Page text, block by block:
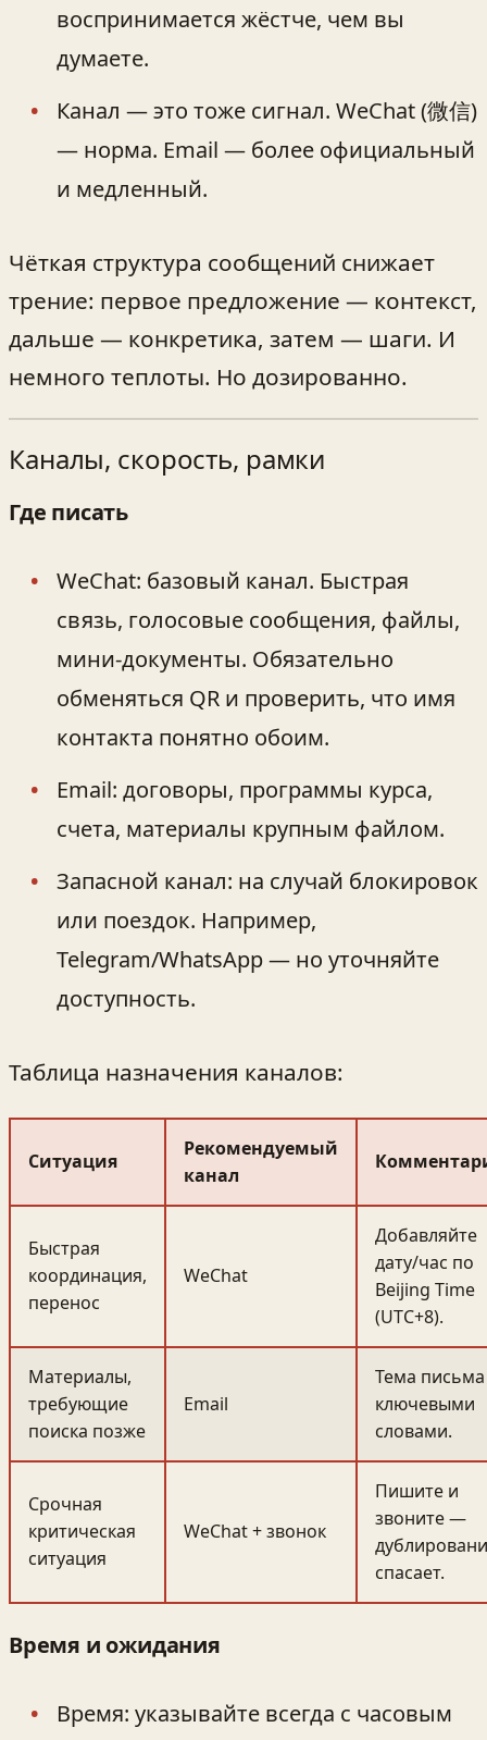
воспринимается жёстче, чем вы
думаете.
Канал — это тоже сигнал. WeChat (微信)
— норма. Email — более официальный
и медленный.
Чёткая структура сообщений снижает
трение: первое предложение — контекст,
дальше — конкретика, затем — шаги. И
немного теплоты. Но дозированно.
Каналы, скорость, рамки
Где писать
WeChat: базовый канал. Быстрая
связь, голосовые сообщения, файлы,
мини-документы. Обязательно
обменяться QR и проверить, что имя
контакта понятно обоим.
Email: договоры, программы курса,
счета, материалы крупным файлом.
Запасной канал: на случай блокировок
или поездок. Например,
Telegram/WhatsApp — но уточняйте
доступность.
Таблица назначения каналов:
Ситуация
Рекомендуемый
канал
Быстрая
координация,
перенос
WeChat
Добавляйте
дату/час по
Beijing Time
(UTC+8).
Материалы,
требующие
поиска позже
Email
Тема письма
ключевыми
словами.
Срочная
критическая
ситуация
WeChat + звонок
Пишите и
звоните —
спасает.
Время и ожидания
Время: указывайте всегда с часовым